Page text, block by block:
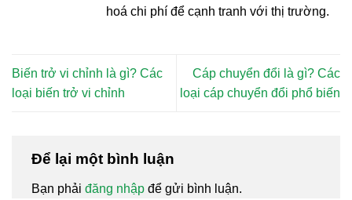
hoá chi phí để cạnh tranh với thị trường.
Biến trở vi chỉnh là gì? Các
loại biến trở vi chỉnh
Cáp chuyển đổi là gì? Các
loại cáp chuyển đổi phổ biến
Để lại một bình luận
Bạn phải đăng nhập để gửi bình luận.